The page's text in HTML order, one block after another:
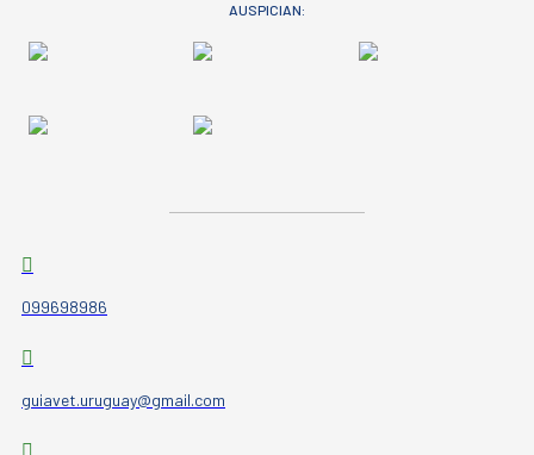
AUSPICIAN:
099698986
guiavet.uruguay@gmail.com